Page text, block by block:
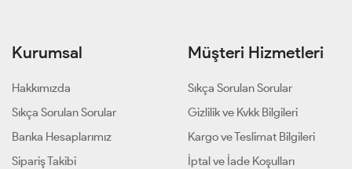
Kurumsal
Hakkımızda
Sıkça Sorulan Sorular
Banka Hesaplarımız
Sipariş Takibi
Müşteri Hizmetleri
Sıkça Sorulan Sorular
Gizlilik ve Kvkk Bilgileri
Kargo ve Teslimat Bilgileri
İptal ve İade Koşulları